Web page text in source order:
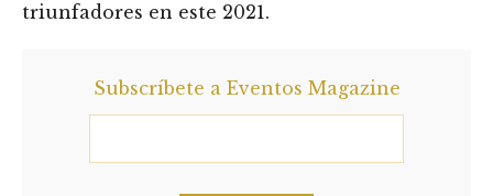
triunfadores en este 2021.
Subscríbete a Eventos Magazine